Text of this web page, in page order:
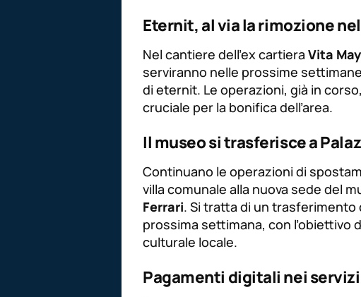
Eternit, al via la rimozione
Nel cantiere dell’ex cartiera Vita
serviranno nelle prossime
di eternit. Le operazioni, già in
cruciale per la bonifica dell’area.
Il museo si trasferisce a
Continuano le operazioni di
villa comunale alla nuova sede del
Ferrari. Si tratta di un
prossima settimana, con l’obiettivo
culturale locale.
Pagamenti digitali nei